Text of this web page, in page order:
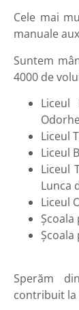
Cele mai
manuale
Suntem
4000 de
Liceul
Liceul
Liceul
Liceul
Lunca
Liceul
Sperăm
contribuit